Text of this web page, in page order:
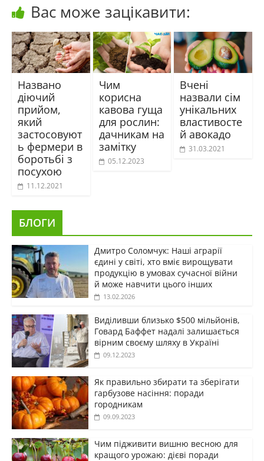
Вас може зацікавити:
Названо
діючий
прийом,
який
застосовуют
ь фермери в
боротьбі з
посухою
11.12.2021
Чим
корисна
кавова гуща
для рослин:
дачникам на
замітку
05.12.2023
Вчені
назвали сім
унікальних
властивосте
й авокадо
31.03.2021
БЛОГИ
Дмитро Соломчук: Наші аграрії
єдині у світі, хто вміє вирощувати
продукцію в умовах сучасної війни
й може навчити цього інших
13.02.2026
Виділивши близько $500 мільйонів,
Говард Баффет надалі залишається
вірним своєму шляху в Україні
09.12.2023
Як правильно збирати та зберігати
гарбузове насіння: поради
городникам
09.09.2023
Чим підживити вишню весною для
кращого урожаю: дієві поради